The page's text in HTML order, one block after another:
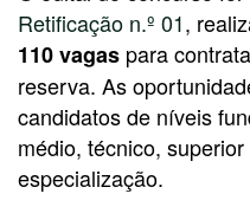
Retificação n.º 01,
110 vagas para
reserva. As
candidatos de níveis
médio, técnico,
especialização.